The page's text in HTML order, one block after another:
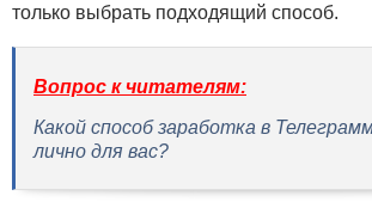
только выбрать подходящий способ.
Вопрос к читателям:
Какой способ заработка в
лично для вас?